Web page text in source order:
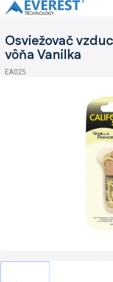
Prejsť
na
Osviežovač
vôňa Vanilka
EA025